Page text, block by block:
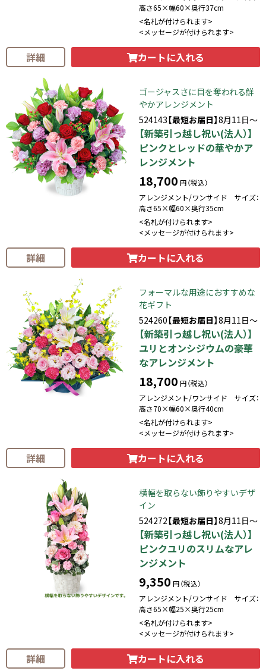
高さ65×幅60×奥行37cm
<名札が付けられます>
<メッセージが付けられます>
詳細 カートに入れる
ゴージャスさに目を奪われる鮮
やかアレンジメント
524143【最短お届日】8月11日～
【新築引っ越し祝い(法人）】
ピンクとレッドの華やかア
レンジメント
18,700 円（税込）
アレンジメント/ワンサイド サイズ：
高さ65×幅60×奥行35cm
<名札が付けられます>
<メッセージが付けられます>
詳細 カートに入れる
フォーマルな用途におすすめな
花ギフト
524260【最短お届日】8月11日～
【新築引っ越し祝い(法人）】
ユリとオンシジウムの豪華
なアレンジメント
18,700 円（税込）
アレンジメント/ワンサイド サイズ：
高さ70×幅60×奥行40cm
<名札が付けられます>
<メッセージが付けられます>
詳細 カートに入れる
横幅を取らない飾りやすいデザ
イン
524272【最短お届日】8月11日～
【新築引っ越し祝い(法人）】
ピンクユリのスリムなアレ
ンジメント
9,350 円（税込）
アレンジメント/ワンサイド サイズ：
高さ65×幅25×奥行25cm
<名札が付けられます>
<メッセージが付けられます>
詳細 カートに入れる